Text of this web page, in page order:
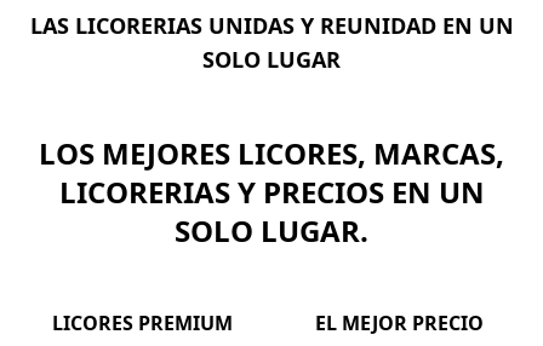
LAS LICORERIAS UNIDAS Y REUNIDAD EN UN
SOLO LUGAR
LOS MEJORES LICORES, MARCAS,
LICORERIAS Y PRECIOS EN UN
SOLO LUGAR.
LICORES PREMIUM EL MEJOR PRECIO